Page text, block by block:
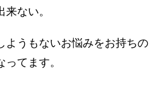
ない。
ようもないお悩みをお持ちの
てます。